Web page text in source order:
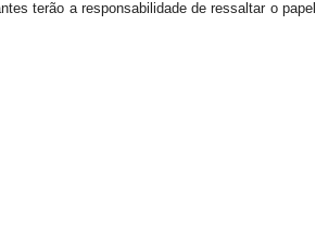
terão a responsabilidade de ressaltar o papel